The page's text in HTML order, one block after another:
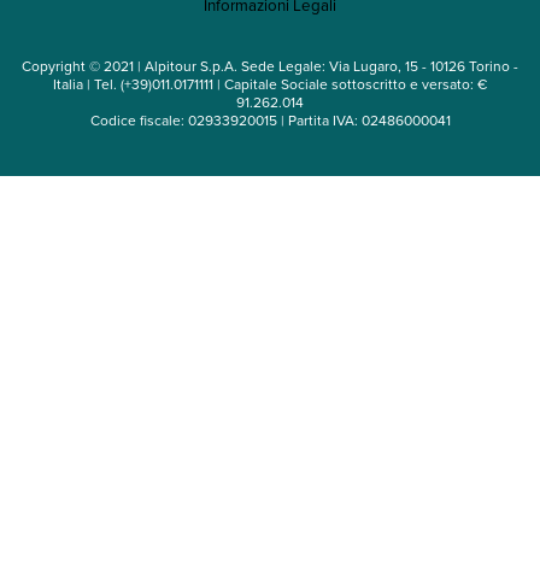
Informazioni Legali
Copyright © 2021 | Alpitour S.p.A. Sede Legale: Via Lugaro, 15 - 10126 Torino -
Italia | Tel. (+39)011.0171111 | Capitale Sociale sottoscritto e versato: €
91.262.014
Codice fiscale: 02933920015 | Partita IVA: 02486000041